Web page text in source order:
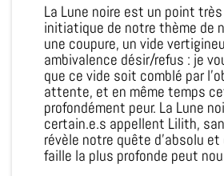
La Lune noire est un point
initiatique de notre thème de
une coupure, un vide
ambivalence désir/refus : je
que ce vide soit comblé par
attente, et en même temps
profondément peur. La Lune
certain.e.s appellent Lilith,
révèle notre quête d'absolu
faille la plus profonde peut